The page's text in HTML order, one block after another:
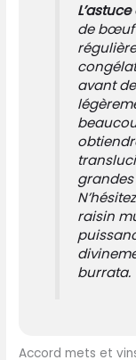
de bœuf
avant
raisin
burrata.
Accord mets et